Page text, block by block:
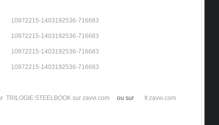
TRILOGIE STEELBOOK sur zavvi.com ou sur fr.zavvi.com